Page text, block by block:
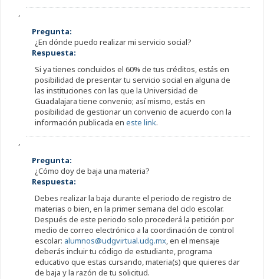
,
Pregunta:
¿En dónde puedo realizar mi servicio social?
Respuesta:
Si ya tienes concluidos el 60% de tus créditos, estás en
posibilidad de presentar tu servicio social en alguna de
las instituciones con las que la Universidad de
Guadalajara tiene convenio; así mismo, estás en
posibilidad de gestionar un convenio de acuerdo con la
información publicada en este link.
,
Pregunta:
¿Cómo doy de baja una materia?
Respuesta:
Debes realizar la baja durante el periodo de registro de
materias o bien, en la primer semana del ciclo escolar.
Después de este periodo solo procederá la petición por
medio de correo electrónico a la coordinación de control
escolar: alumnos@udgvirtual.udg.mx, en el mensaje
deberás incluir tu código de estudiante, programa
educativo que estas cursando, materia(s) que quieres dar
de baja y la razón de tu solicitud.